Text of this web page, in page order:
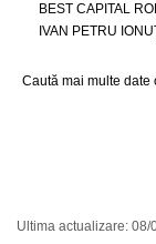
BEST CAPITAL
IVAN PETRU
Caută mai multe date
Ultima actualizare: 08/